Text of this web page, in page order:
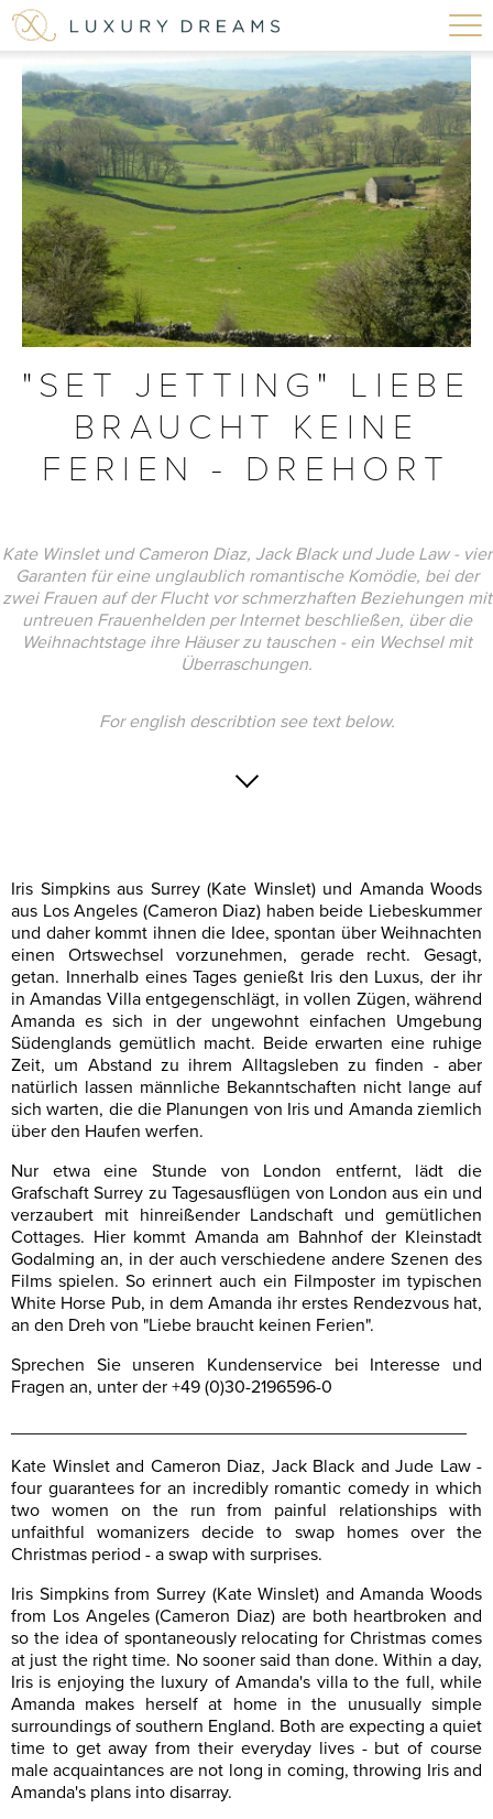
"SET JETTING" LIEBE
BRAUCHT KEINE
FERIEN - DREHORT
Kate Winslet und Cameron Diaz, Jack Black und Jude Law - vier
Garanten für eine unglaublich romantische Komödie, bei der
zwei Frauen auf der Flucht vor schmerzhaften Beziehungen mit
untreuen Frauenhelden per Internet beschließen, über die
Weihnachtstage ihre Häuser zu tauschen - ein Wechsel mit
Überraschungen.
For english describtion see text below.
Iris Simpkins aus Surrey (Kate Winslet) und Amanda Woods
aus Los Angeles (Cameron Diaz) haben beide Liebeskummer
und daher kommt ihnen die Idee, spontan über Weihnachten
einen Ortswechsel vorzunehmen, gerade recht. Gesagt,
getan. Innerhalb eines Tages genießt Iris den Luxus, der ihr
in Amandas Villa entgegenschlägt, in vollen Zügen, während
Amanda es sich in der ungewohnt einfachen Umgebung
Südenglands gemütlich macht. Beide erwarten eine ruhige
Zeit, um Abstand zu ihrem Alltagsleben zu finden - aber
natürlich lassen männliche Bekanntschaften nicht lange auf
sich warten, die die Planungen von Iris und Amanda ziemlich
über den Haufen werfen.
Nur etwa eine Stunde von London entfernt, lädt die
Grafschaft Surrey zu Tagesausflügen von London aus ein und
verzaubert mit hinreißender Landschaft und gemütlichen
Cottages. Hier kommt Amanda am Bahnhof der Kleinstadt
Godalming an, in der auch verschiedene andere Szenen des
Films spielen. So erinnert auch ein Filmposter im typischen
White Horse Pub, in dem Amanda ihr erstes Rendezvous hat,
an den Dreh von "Liebe braucht keinen Ferien".
Sprechen Sie unseren Kundenservice bei Interesse und
Fragen an, unter der +49 (0)30-2196596-0
Kate Winslet and Cameron Diaz, Jack Black and Jude Law -
four guarantees for an incredibly romantic comedy in which
two women on the run from painful relationships with
unfaithful womanizers decide to swap homes over the
Christmas period - a swap with surprises.
Iris Simpkins from Surrey (Kate Winslet) and Amanda Woods
from Los Angeles (Cameron Diaz) are both heartbroken and
so the idea of spontaneously relocating for Christmas comes
at just the right time. No sooner said than done. Within a day,
Iris is enjoying the luxury of Amanda's villa to the full, while
Amanda makes herself at home in the unusually simple
surroundings of southern England. Both are expecting a quiet
time to get away from their everyday lives - but of course
male acquaintances are not long in coming, throwing Iris and
Amanda's plans into disarray.